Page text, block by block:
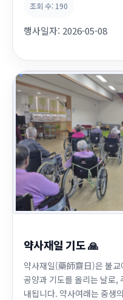
행사를 진행하기 전 영동대
주셨습니다~ 평생을 쉬지 않
조회 수: 190
행사일자: 2026-05-08
약사재일 기도 🙏
약사재일(藥師齋日)은 불
공양과 기도를 올리는 날로,
내됩니다. 약사여래는 중생